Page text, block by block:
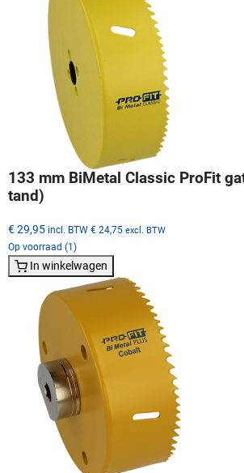
133 mm BiMetal Classic ProFit
tand)
€ 29,95 incl. BTW € 24,75 excl. BTW
Op voorraad (1)
In winkelwagen